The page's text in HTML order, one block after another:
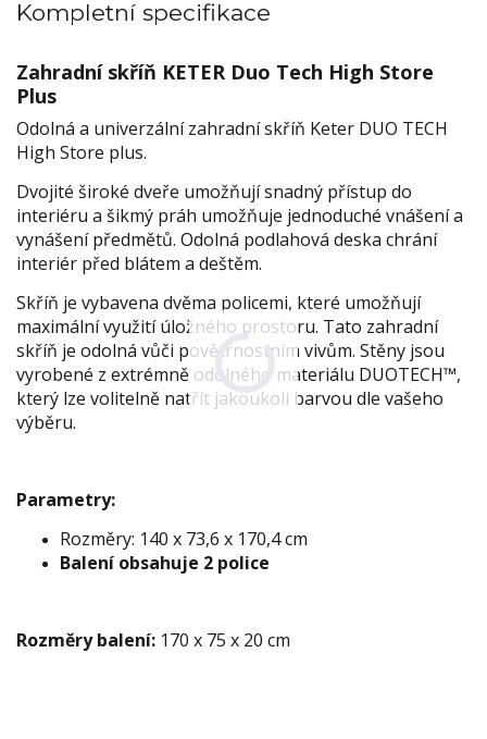
Kompletní specifikace
Zahradní skříň KETER Duo Tech High Store
Plus
Odolná a univerzální zahradní skříň Keter DUO TECH
High Store plus.
Dvojité široké dveře umožňují snadný přístup do
interiéru a šikmý práh umožňuje jednoduché vnášení a
vynášení předmětů. Odolná podlahová deska chrání
interiér před blátem a deštěm.
Skříň je vybavena dvěma policemi, které umožňují
maximální využití úložného prostoru. Tato zahradní
skříň je odolná vůči povětrnostním vivům. Stěny jsou
vyrobené z extrémně odolného materiálu DUOTECH™,
který lze volitelně natřít jakoukoli barvou dle vašeho
výběru.
Parametry:
Rozměry: 140 x 73,6 x 170,4 cm
Balení obsahuje 2 police
Rozměry balení: 170 x 75 x 20 cm